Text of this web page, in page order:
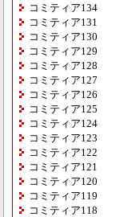
コミティア134
コミティア131
コミティア130
コミティア129
コミティア128
コミティア127
コミティア126
コミティア125
コミティア124
コミティア123
コミティア122
コミティア121
コミティア120
コミティア119
コミティア118